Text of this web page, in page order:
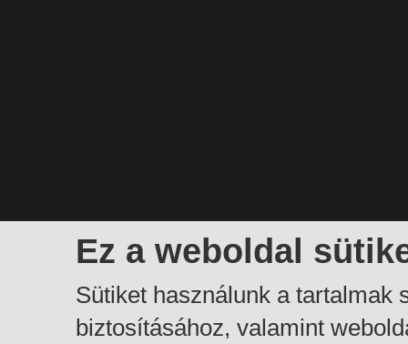
Ez a weboldal
Sütiket használunk a tartalmak
biztosításához, valamint